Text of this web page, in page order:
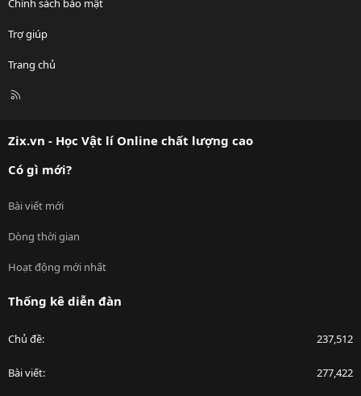
Trợ giúp
Trang chủ
R
Zix.vn - Học Vật lí Online chất lượng cao
Có gì mới?
Bài viết mới
Dòng thời gian
Hoạt động mới nhất
Thống kê diễn đàn
Chủ đề 237,512
Bài viết 277,422